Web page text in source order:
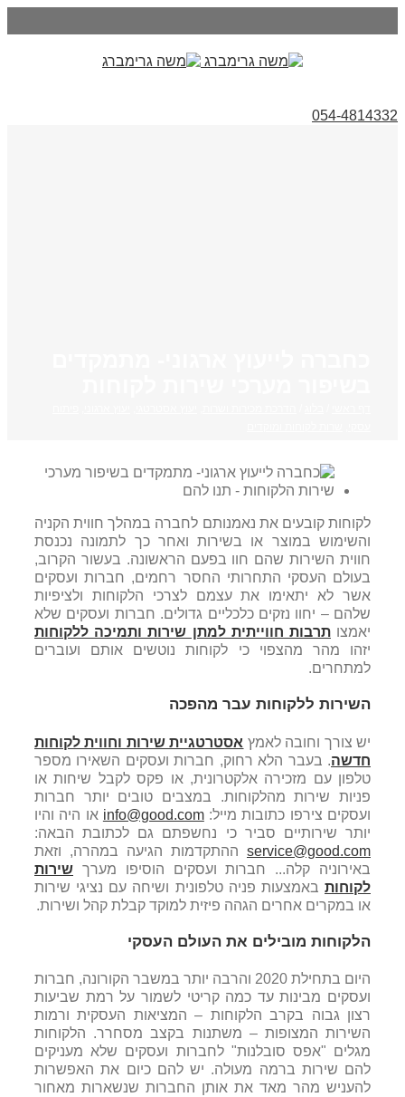
054-4814332
לקוחות קובעים את נאמנותם לחברה במהלך חווית הקניה
והשימוש במוצר או בשירות ואחר כך לתמונה נכנסת
חווית השירות שהם חוו בפעם הראשונה. בעשור הקרוב,
בעולם העסקי התחרותי החסר רחמים, חברות ועסקים
אשר לא יתאימו את עצמם לצרכי הלקוחות ולציפיות
שלהם – יחוו נזקים כלכליים גדולים. חברות ועסקים שלא
יאמצותרבות חווייתית למתן שירות ותמיכה ללקוחות
יזהו מהר מהצפוי כי לקוחות נוטשים אותם ועוברים
למתחרים.
השירות ללקוחות עבר מהפכה
יש צורך וחובה לאמץ אסטרטגיית שירות וחווית לקוחות
חדשה. בעבר הלא רחוק, חברות ועסקים השאירו מספר
טלפון עם מזכירה אלקטרונית, או פקס לקבל שיחות או
פניות שירות מהלקוחות. במצבים טובים יותר חברות
ועסקים צירפו כתובות מייל:info@good.com או היה והיו
יותר שירותיים סביר כי נחשפתם גם לכתובת הבאה:
service@good.com ההתקדמות הגיעה במהרה, וזאת
באירוניה קלה... חברות ועסקים הוסיפו מערך שירות
לקוחות באמצעות פניה טלפונית ושיחה עם נציגי שירות
או במקרים אחרים הגהה פיזית למוקד קבלת קהל ושירות.
הלקוחות מובילים את העולם העסקי
היום בתחילת 2020 והרבה יותר במשבר הקורונה, חברות
ועסקים מבינות עד כמה קריטי לשמור על רמת שביעות
רצון גבוה בקרב הלקוחות – המציאות העסקית ורמות
השירות המצופות – משתנות בקצב מסחרר. הלקוחות
מגלים "אפס סובלנות" לחברות ועסקים שלא מעניקים
להם שירות ברמה מעולה. יש להם כיום את האפשרות
להעניש מהר מאד את אותן החברות שנשארות מאחור